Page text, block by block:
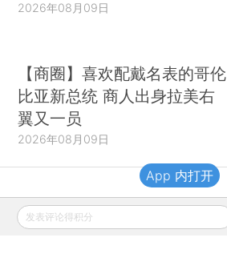
2026年08月09日
【商圈】喜欢配戴名表的哥伦
比亚新总统 商人出身拉美右
翼又一员
2026年08月09日
财新移动
发表评论得积分
App 内打开